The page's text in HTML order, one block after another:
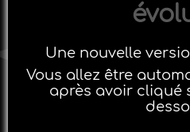
Une nouvelle
Vous allez être
après avoir cliqué